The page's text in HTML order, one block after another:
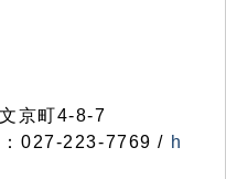
京町4-8-7
027-223-7769 / h